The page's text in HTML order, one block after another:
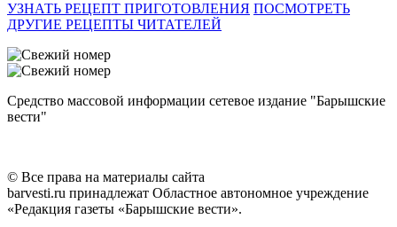
УЗНАТЬ РЕЦЕПТ ПРИГОТОВЛЕНИЯ ПОСМОТРЕТЬ
ДРУГИЕ РЕЦЕПТЫ ЧИТАТЕЛЕЙ
Средство массовой информации сетевое издание "Барышские
вести"
© Все права на материалы сайта
barvesti.ru принадлежат Областное автономное учреждение
«Редакция газеты «Барышские вести».